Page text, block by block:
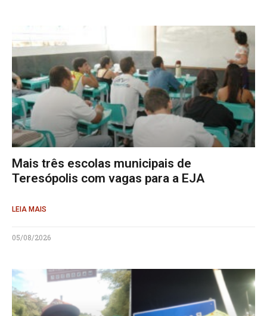
Mais três escolas municipais de
Teresópolis com vagas para a EJA
LEIA MAIS
05/08/2026